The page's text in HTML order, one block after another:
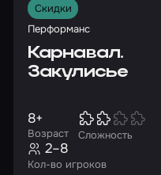
Скидки
Перформанс
Карнавал.
Закулисье
Возраст
8+
Сложность
Кол-во игроков
2–8